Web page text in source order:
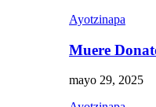
Ayotzinapa
Muere
mayo 29, 2025